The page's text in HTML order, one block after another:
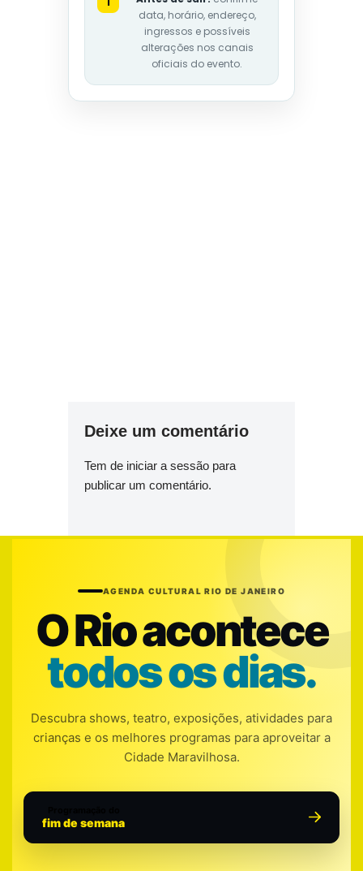
data, horário, endereço,
ingressos e possíveis
alterações nos canais
oficiais do evento.
Deixe um comentário
Tem de iniciar a sessão para
publicar um comentário.
AGENDA CULTURAL RIO DE JANEIRO
O Rio acontece
todos os dias.
Descubra shows, teatro, exposições, atividades para
crianças e os melhores programas para aproveitar a
Cidade Maravilhosa.
fim de semana